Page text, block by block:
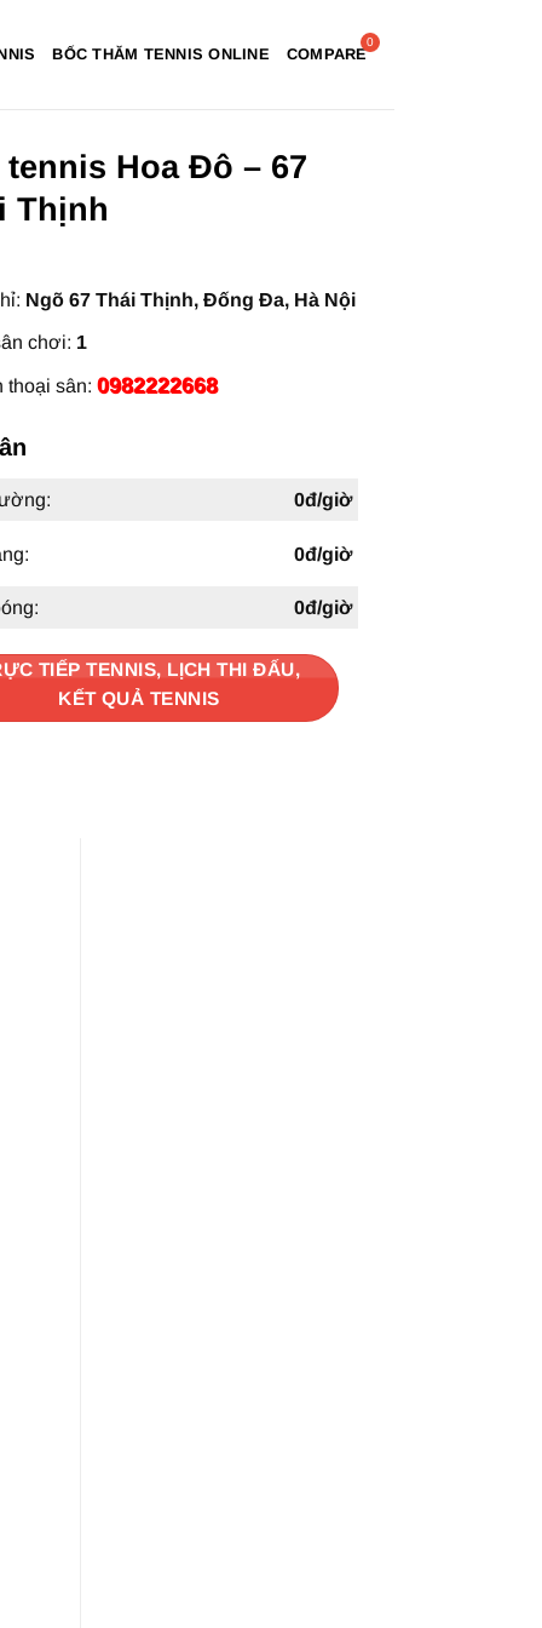
BỐC THĂM TENNIS ONLINE COMPARE
tennis Hoa Đô – 67
Thịnh
Ngõ 67 Thái Thịnh, Đống Đa, Hà Nội
chơi: 1
thoại sân:0982222668
0đ/giờ
0đ/giờ
0đ/giờ
TIẾP TENNIS, LỊCH THI ĐẤU,
KẾT QUẢ TENNIS